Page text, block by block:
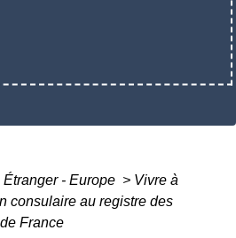
Étranger - Europe > Vivre à
consulaire au registre des
France